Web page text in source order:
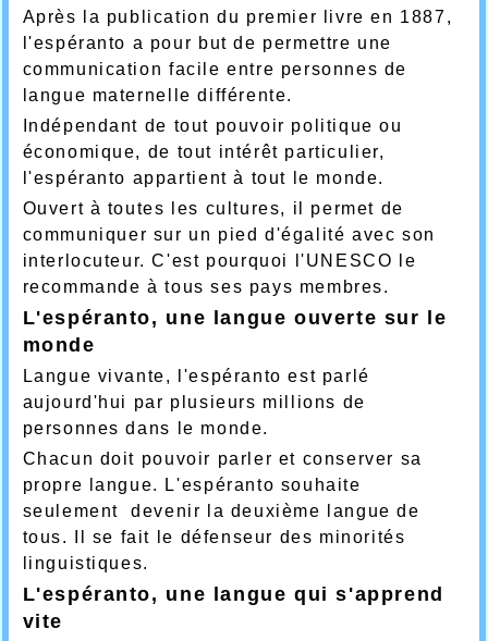
Après la publication du premier livre en 1887,
l'espéranto a pour but de permettre une
communication facile entre personnes de
langue maternelle différente.
Indépendant de tout pouvoir politique ou
économique, de tout intérêt particulier,
l'espéranto appartient à tout le monde.
Ouvert à toutes les cultures, il permet de
communiquer sur un pied d'égalité avec son
interlocuteur. C'est pourquoi l'UNESCO le
recommande à tous ses pays membres.
L'espéranto, une langue ouverte sur le
monde
Langue vivante, l'espéranto est parlé
aujourd'hui par plusieurs millions de
personnes dans le monde.
Chacun doit pouvoir parler et conserver sa
propre langue. L'espéranto souhaite
seulement devenir la deuxième langue de
tous. Il se fait le défenseur des minorités
linguistiques.
L'espéranto, une langue qui s'apprend
vite